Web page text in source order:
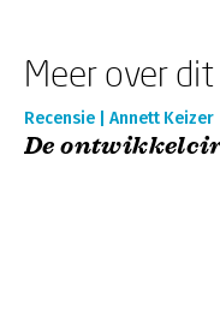
Meer over
Recensie | Annett Keizer
De